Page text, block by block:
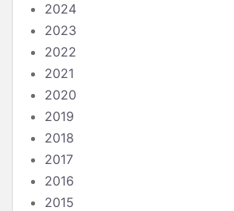
2024
2023
2022
2021
2020
2019
2018
2017
2016
2015